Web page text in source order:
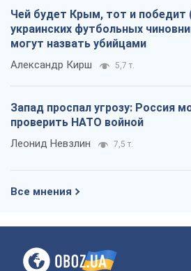
Чей будет Крым, тот и победит
украинских футбольных
могут назвать убийцами
Александр Кирш 5,7 т.
Запад проспал угрозу: Россия
проверить НАТО войной
Леонид Невзлин 7,5 т.
Все мнения